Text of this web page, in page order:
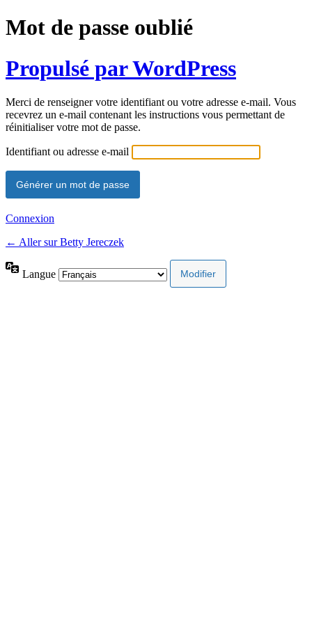
Mot de passe oublié
Propulsé par WordPress
Merci de renseigner votre identifiant ou votre adresse e-mail. Vous
recevrez un e-mail contenant les instructions vous permettant de
réinitialiser votre mot de passe.
Identifiant ou adresse e-mail
Connexion
← Aller sur Betty Jereczek
Langue